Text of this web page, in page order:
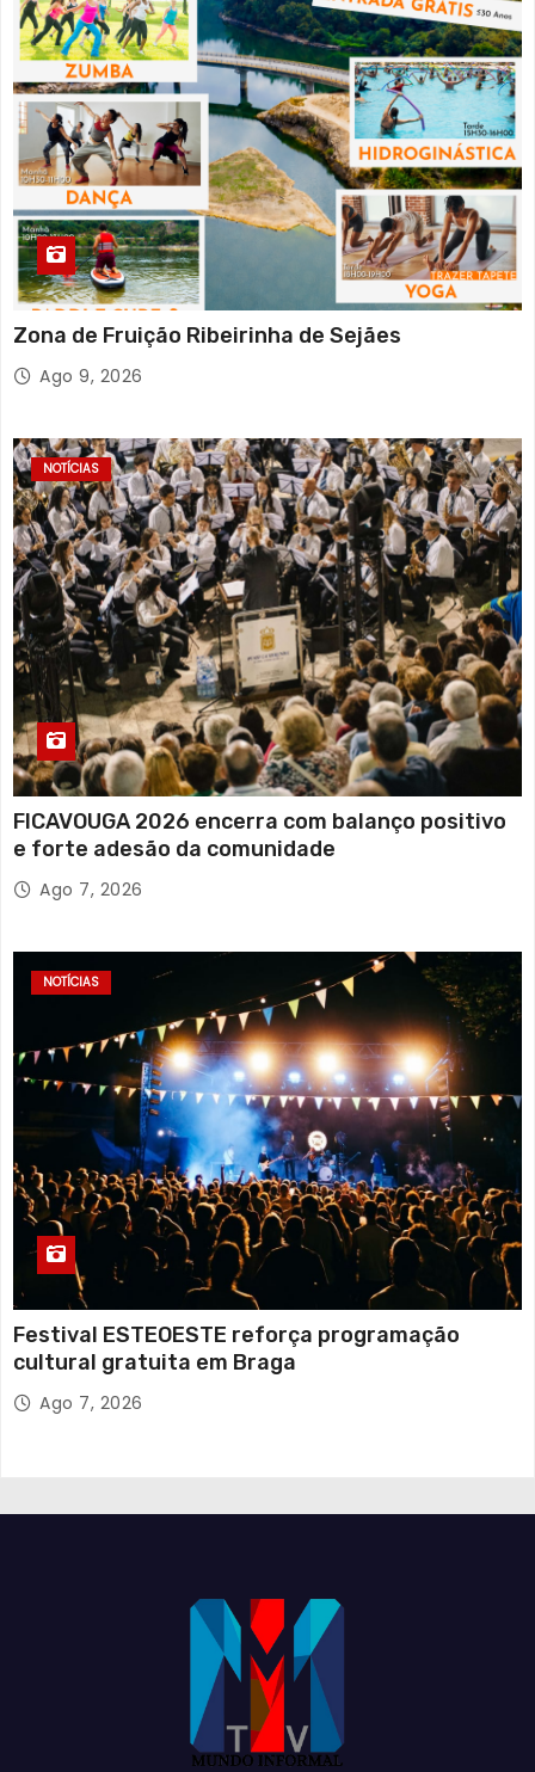
Zona de Fruição Ribeirinha de Sejães
Ago 9, 2026
NOTÍCIAS
FICAVOUGA 2026 encerra com balanço positivo
e forte adesão da comunidade
Ago 7, 2026
NOTÍCIAS
Festival ESTEOESTE reforça programação
cultural gratuita em Braga
Ago 7, 2026